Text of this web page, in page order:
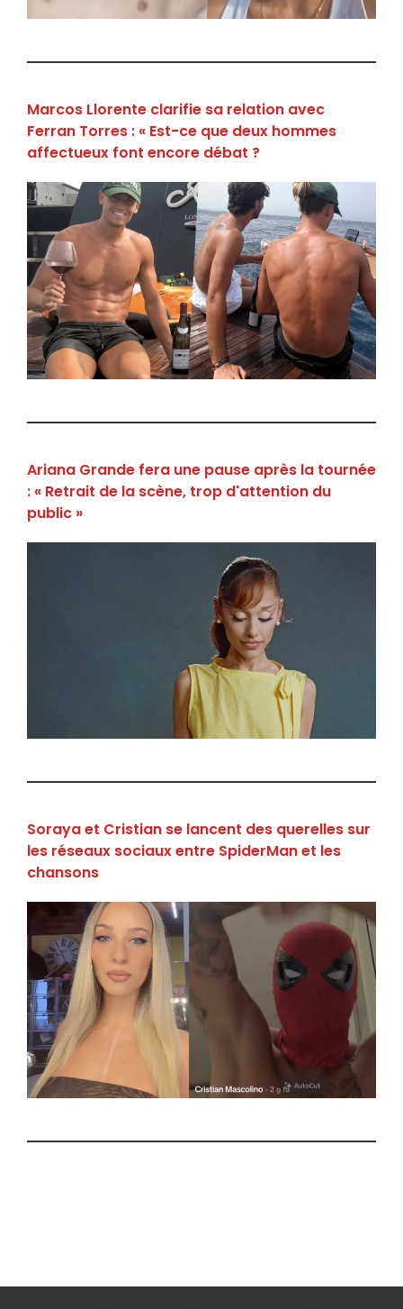
Marcos Llorente clarifie sa relation avec
Ferran Torres : « Est-ce que deux hommes
affectueux font encore débat ?
Ariana Grande fera une pause après la tournée
: « Retrait de la scène, trop d'attention du
public »
Soraya et Cristian se lancent des querelles sur
les réseaux sociaux entre SpiderMan et les
chansons